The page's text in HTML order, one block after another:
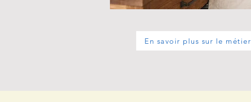
En savoir plus sur le métier